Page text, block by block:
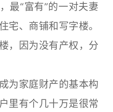
最“富有”的一对夫妻
宅、商铺和写字楼。
，因为没有产权，分
家庭财产的基本构
里有个几十万是很常